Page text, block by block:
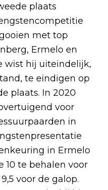
plaats
met top
Ermelo en
wist hij uiteindelijk,
te eindigen op
plaats. In 2020
voor
in
in Ermelo
10 te behalen voor
voor de galop.